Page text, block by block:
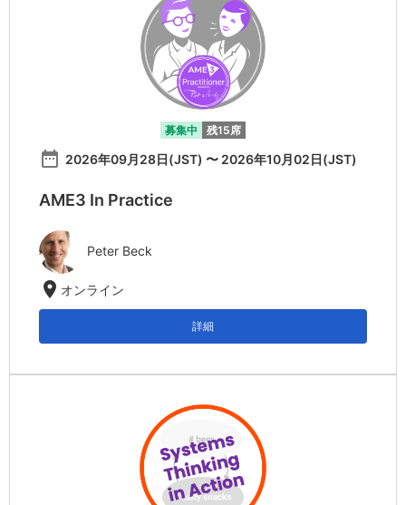
募集中 残15席
date_range 2026年09月28日(JST) 〜 2026年10月02日(JST)
AME3 In Practice
Peter Beck
location_on オンライン
詳細